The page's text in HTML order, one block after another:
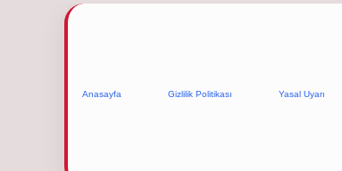
Anasayfa Gizlilik Politikası Yasal Uyarı